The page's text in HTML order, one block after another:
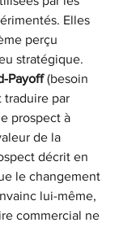
Elles
perçu
stratégique.
Payoff (besoin
traduire par
prospect à
de la
décrit en
le changement
lui-même,
commercial ne